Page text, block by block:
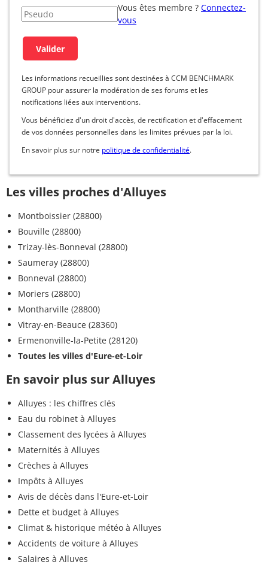
Vous êtes membre ? Connectez-
vous
Les informations recueillies sont destinées à CCM BENCHMARK
GROUP pour assurer la modération de ses forums et les
notifications liées aux interventions.
Vous bénéficiez d'un droit d'accès, de rectification et d'effacement
de vos données personnelles dans les limites prévues par la loi.
En savoir plus sur notre politique de confidentialité.
Les villes proches d'Alluyes
Montboissier (28800)
Bouville (28800)
Trizay-lès-Bonneval (28800)
Saumeray (28800)
Bonneval (28800)
Moriers (28800)
Montharville (28800)
Vitray-en-Beauce (28360)
Ermenonville-la-Petite (28120)
Toutes les villes d'Eure-et-Loir
En savoir plus sur Alluyes
Alluyes : les chiffres clés
Eau du robinet à Alluyes
Classement des lycées à Alluyes
Maternités à Alluyes
Crèches à Alluyes
Impôts à Alluyes
Avis de décès dans l'Eure-et-Loir
Dette et budget à Alluyes
Climat & historique météo à Alluyes
Accidents de voiture à Alluyes
Salaires à Alluyes